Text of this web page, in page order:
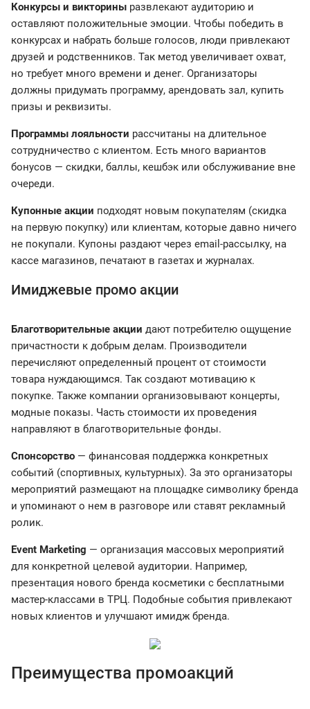
Конкурсы и викторины развлекают аудиторию и
оставляют положительные эмоции. Чтобы победить в
конкурсах и набрать больше голосов, люди привлекают
друзей и родственников. Так метод увеличивает охват,
но требует много времени и денег. Организаторы
должны придумать программу, арендовать зал, купить
призы и реквизиты.
Программы лояльности рассчитаны на длительное
сотрудничество с клиентом. Есть много вариантов
бонусов — скидки, баллы, кешбэк или обслуживание вне
очереди.
Купонные акции подходят новым покупателям (скидка
на первую покупку) или клиентам, которые давно ничего
не покупали. Купоны раздают через email-рассылку, на
кассе магазинов, печатают в газетах и журналах.
Имиджевые промо акции
Благотворительные акции дают потребителю ощущение
причастности к добрым делам. Производители
перечисляют определенный процент от стоимости
товара нуждающимся. Так создают мотивацию к
покупке. Также компании организовывают концерты,
модные показы. Часть стоимости их проведения
направляют в благотворительные фонды.
Спонсорство — финансовая поддержка конкретных
событий (спортивных, культурных). За это организаторы
мероприятий размещают на площадке символику бренда
и упоминают о нем в разговоре или ставят рекламный
ролик.
Event Marketing — организация массовых мероприятий
для конкретной целевой аудитории. Например,
презентация нового бренда косметики с бесплатными
мастер-классами в ТРЦ. Подобные события привлекают
новых клиентов и улучшают имидж бренда.
Преимущества промоакций